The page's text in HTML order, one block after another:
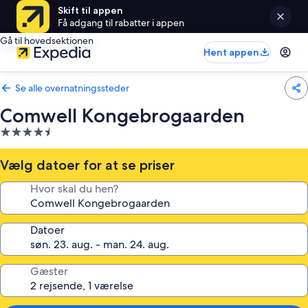
Skift til appen
Få adgang til rabatter i appen
Gå til hovedsektionen
Hent appen
Se alle overnatningssteder
Comwell Kongebrogaarden
4.5-
stjernet
overnatningssted
Vælg datoer for at se priser
Hvor skal du hen?
Datoer
Gæster